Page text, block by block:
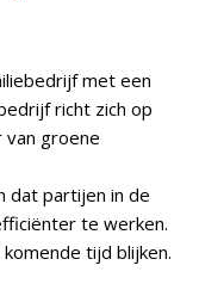
met een
richt zich op
groene
dat partijen in de
te werken.
tijd blijken.